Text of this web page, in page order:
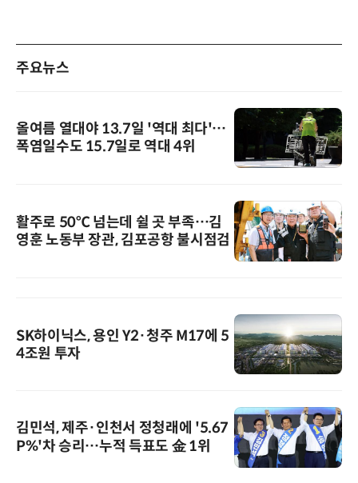
주요뉴스
올여름 열대야 13.7일 '역대 최다'…
폭염일수도 15.7일로 역대 4위
활주로 50℃ 넘는데 쉴 곳 부족…김
영훈 노동부 장관, 김포공항 불시점검
SK하이닉스, 용인 Y2·청주 M17에 5
4조원 투자
김민석, 제주·인천서 정청래에 '5.67
P%'차 승리…누적 득표도 金 1위